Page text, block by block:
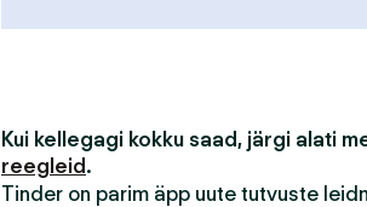
Kui kellegagi kokku saad, järgi alati
reegleid .
Tinder on parim äpp uute tutvuste